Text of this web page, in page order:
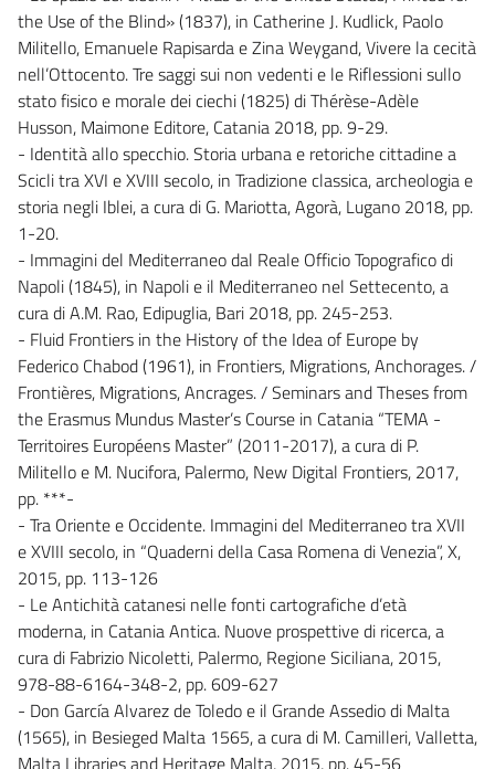
the Use of the Blind» (1837), in Catherine J. Kudlick, Paolo
Militello, Emanuele Rapisarda e Zina Weygand, Vivere la cecità
nell’Ottocento. Tre saggi sui non vedenti e le Riflessioni sullo
stato fisico e morale dei ciechi (1825) di Thérèse-Adèle
Husson, Maimone Editore, Catania 2018, pp. 9-29.
- Identità allo specchio. Storia urbana e retoriche cittadine a
Scicli tra XVI e XVIII secolo, in Tradizione classica, archeologia e
storia negli Iblei, a cura di G. Mariotta, Agorà, Lugano 2018, pp.
1-20.
- Immagini del Mediterraneo dal Reale Officio Topografico di
Napoli (1845), in Napoli e il Mediterraneo nel Settecento, a
cura di A.M. Rao, Edipuglia, Bari 2018, pp. 245-253.
- Fluid Frontiers in the History of the Idea of Europe by
Federico Chabod (1961), in Frontiers, Migrations, Anchorages. /
Frontières, Migrations, Ancrages. / Seminars and Theses from
the Erasmus Mundus Master’s Course in Catania “TEMA -
Territoires Européens Master” (2011-2017), a cura di P.
Militello e M. Nucifora, Palermo, New Digital Frontiers, 2017,
pp. ***-
- Tra Oriente e Occidente. Immagini del Mediterraneo tra XVII
e XVIII secolo, in “Quaderni della Casa Romena di Venezia”, X,
2015, pp. 113-126
- Le Antichità catanesi nelle fonti cartografiche d’età
moderna, in Catania Antica. Nuove prospettive di ricerca, a
cura di Fabrizio Nicoletti, Palermo, Regione Siciliana, 2015,
978-88-6164-348-2, pp. 609-627
- Don García Alvarez de Toledo e il Grande Assedio di Malta
(1565), in Besieged Malta 1565, a cura di M. Camilleri, Valletta,
Malta Libraries and Heritage Malta, 2015, pp. 45-56